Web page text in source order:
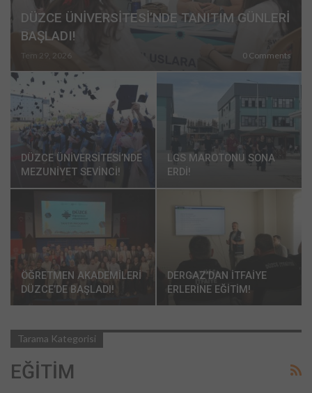
DÜZCE ÜNİVERSİTESİ’NDE TANITIM GÜNLERİ
BAŞLADI!
Tem 29, 2026 0 Comments
DÜZCE ÜNİVERSİTESİ’NDE
MEZUNİYET SEVİNCİ!
LGS MAROTONU SONA
ERDİ!
ÖĞRETMEN AKADEMİLERİ
DÜZCE’DE BAŞLADI!
DERGAZ’DAN İTFAİYE
ERLERİNE EĞİTİM!
Tarama Kategorisi
EĞİTİM